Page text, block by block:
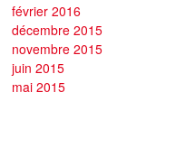
février 2016
décembre 2015
novembre 2015
juin 2015
mai 2015